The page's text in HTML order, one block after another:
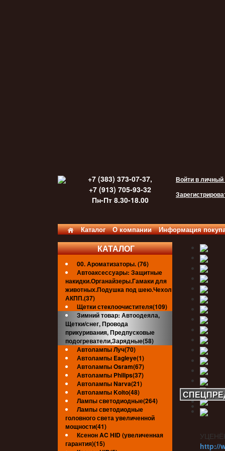
+7 (383) 373-07-37,
+7 (913) 705-93-32
Пн-Пт 8.30-18.00
Войти в личный
Каталог О компании Информация
КАТАЛОГ
00. Ароматизаторы. (76)
Автоаксессуары: Защитные
накидки.Органайзеры.Гамаки для
животных.Подушка под шею.Чехол
АКПП.(37)
Щетки стеклоочистителя(109)
Зимний товар: Автоодеяла,
Щетки/снег, Провода
прикуривания, Предпусковые
подогреватели,Зарядные(58)
Автолампы Луч(70)
Автолампы Eagleye(1)
Автолампы Osram(67)
Автолампы Philips(37)
Автолампы Narva(21)
Автолампы Koito(48)
Лампы светодиодные(264)
Лампы светодиодные
головного света увеличенной
мощности(41)
Ксенон AC HID (увеличенная
гарантия)(15)
http://